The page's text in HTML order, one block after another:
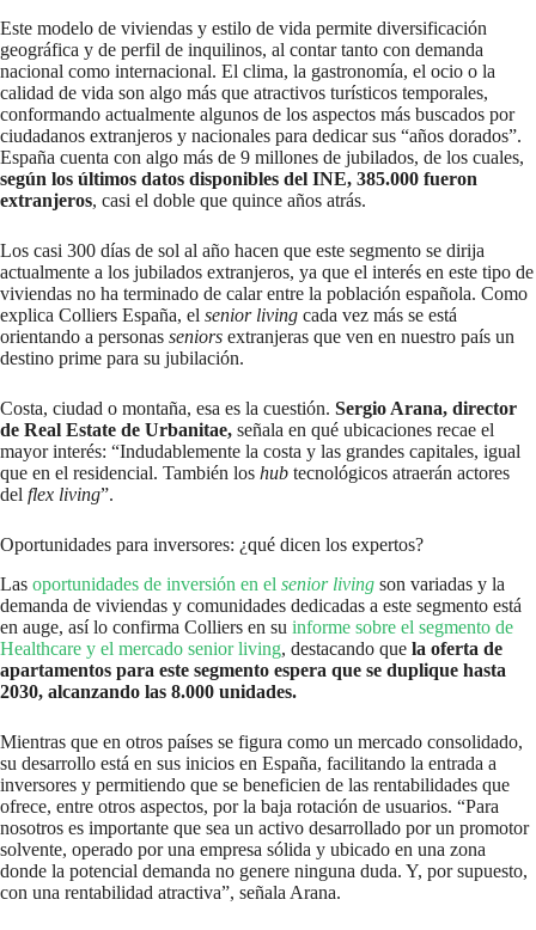
Este modelo de viviendas y estilo de vida permite diversificación
geográfica y de perfil de inquilinos, al contar tanto con demanda
nacional como internacional. El clima, la gastronomía, el ocio o la
calidad de vida son algo más que atractivos turísticos temporales,
conformando actualmente algunos de los aspectos más buscados por
ciudadanos extranjeros y nacionales para dedicar sus “años dorados”.
España cuenta con algo más de 9 millones de jubilados, de los cuales,
según los últimos datos disponibles del INE, 385.000 fueron
extranjeros, casi el doble que quince años atrás.
Los casi 300 días de sol al año hacen que este segmento se dirija
actualmente a los jubilados extranjeros, ya que el interés en este tipo de
viviendas no ha terminado de calar entre la población española. Como
explica Colliers España, el senior living cada vez más se está
orientando a personas seniors extranjeras que ven en nuestro país un
destino prime para su jubilación.
Costa, ciudad o montaña, esa es la cuestión. Sergio Arana, director
de Real Estate de Urbanitae, señala en qué ubicaciones recae el
mayor interés: “Indudablemente la costa y las grandes capitales, igual
que en el residencial. También los hub tecnológicos atraerán actores
del flex living”.
Oportunidades para inversores: ¿qué dicen los expertos?
Las oportunidades de inversión en el senior living son variadas y la
demanda de viviendas y comunidades dedicadas a este segmento está
en auge, así lo confirma Colliers en su informe sobre el segmento de
Healthcare y el mercado senior living, destacando que la oferta de
apartamentos para este segmento espera que se duplique hasta
2030, alcanzando las 8.000 unidades.
Mientras que en otros países se figura como un mercado consolidado,
su desarrollo está en sus inicios en España, facilitando la entrada a
inversores y permitiendo que se beneficien de las rentabilidades que
ofrece, entre otros aspectos, por la baja rotación de usuarios. “Para
nosotros es importante que sea un activo desarrollado por un promotor
solvente, operado por una empresa sólida y ubicado en una zona
donde la potencial demanda no genere ninguna duda. Y, por supuesto,
con una rentabilidad atractiva”, señala Arana.